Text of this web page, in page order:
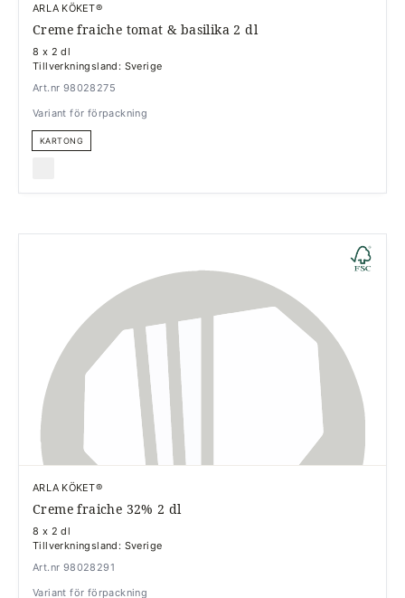
ARLA KÖKET®
Creme fraiche tomat & basilika 2 dl
8 x 2 dl
Tillverkningsland: Sverige
Art.nr 98028275
Variant för förpackning
KARTONG
ARLA KÖKET®
Creme fraiche 32% 2 dl
8 x 2 dl
Tillverkningsland: Sverige
Art.nr 98028291
Variant för förpackning